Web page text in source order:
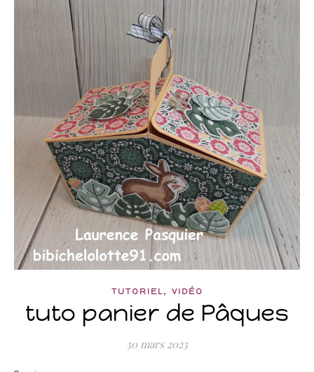
TUTORIEL, VIDÉO
tuto panier de Pâques
30 mars 2023